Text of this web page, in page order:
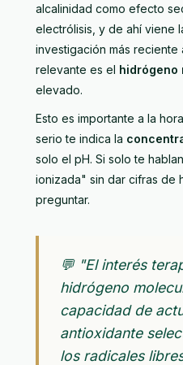
alcalinidad como efecto
electrólisis, y de ahí viene
investigación más
relevante es el hidrógeno
elevado.
Esto es importante a la
serio te indica la
solo el pH. Si solo te
ionizada" sin dar cifras de
preguntar.
💬 "El interés
hidrógeno
capacidad de
antioxidante
los radicales